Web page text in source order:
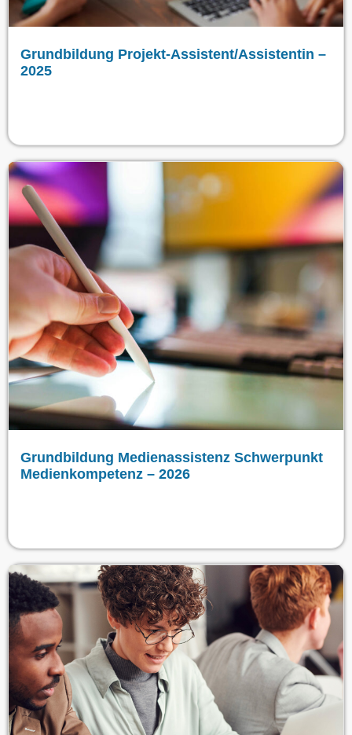
Grundbildung Projekt-Assistent/Assistentin –
2025
Grundbildung Medienassistenz Schwerpunkt
Medienkompetenz – 2026